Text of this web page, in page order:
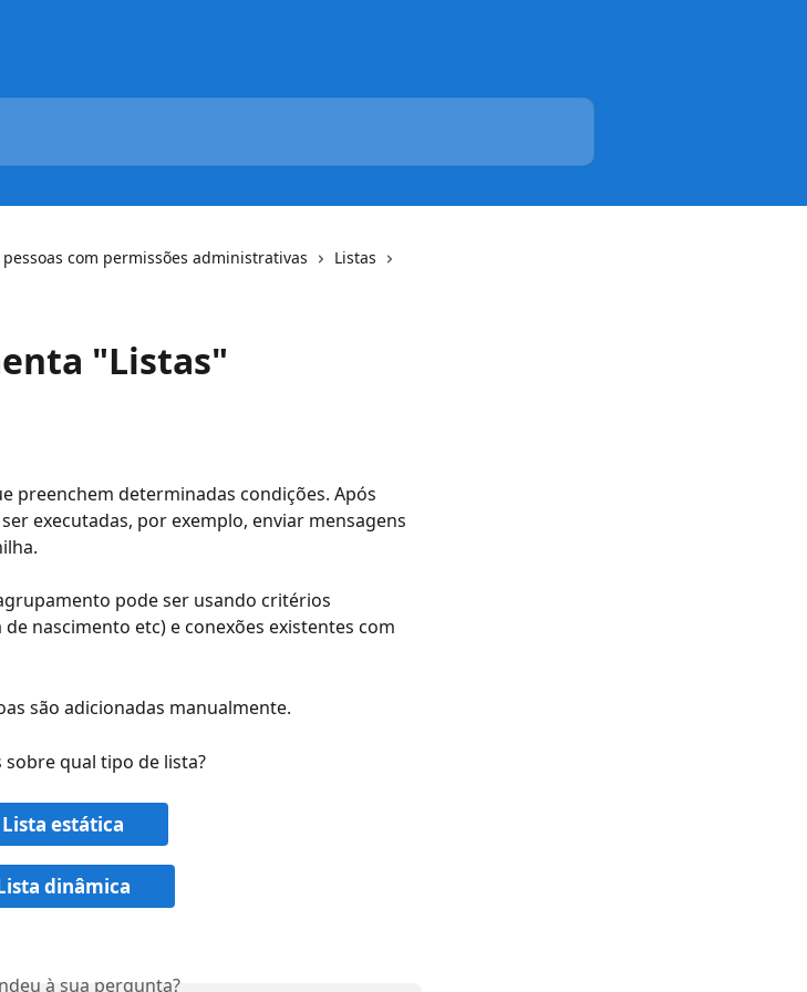
com permissões administrativas
Listas
"Listas"
preenchem determinadas condições. Após
executadas, por exemplo, enviar mensagens
pode ser usando critérios
nascimento etc) e conexões existentes com
são adicionadas manualmente.
qual tipo de lista?
Lista estática
dinâmica
à sua pergunta?